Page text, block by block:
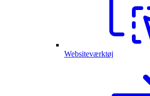
Websiteværktøj